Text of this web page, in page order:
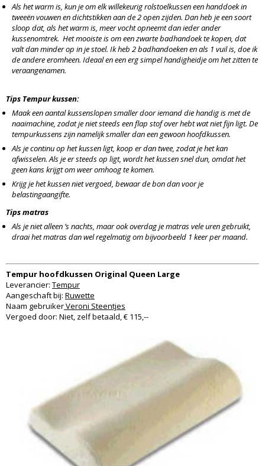
Als het warm is, kun je om elk willekeurig rolstoelkussen een handdoek in
tweeën vouwen en dichtstikken aan de 2 open zijden. Dan heb je een soort
sloop dat, als het warm is, meer vocht opneemt dan ieder ander
kussenomtrek. Het mooiste is om een zwarte badhandoek te kopen, dat
valt dan minder op in je stoel. Ik heb 2 badhandoeken en als 1 vuil is, doe ik
de andere eromheen. Ideaal en een erg simpel handigheidje om het zitten te
veraangenamen.
Tips Tempur kussen:
Maak een aantal kussenslopen smaller door iemand die handig is met de
naaimachine, zodat je niet steeds een flap stof over hebt wat niet fijn ligt. De
tempurkussens zijn namelijk smaller dan een gewoon hoofdkussen.
Als je continu op het kussen ligt, koop er dan twee, zodat je het kan
afwisselen. Als je er steeds op ligt, wordt het kussen snel dun, omdat het
geen kans krijgt om weer omhoog te komen.
Krijg je het kussen niet vergoed, bewaar de bon dan voor je
belastingaangifte.
Tips matras
Als je niet alleen ’s nachts, maar ook overdag je matras vele uren gebruikt,
draai het matras dan wel regelmatig om bijvoorbeeld 1 keer per maand.
Tempur hoofdkussen Original Queen Large
Leverancier: Tempur
Aangeschaft bij: Ruwette
Naam gebruikerVeroni Steentjes
Vergoed door: Niet, zelf betaald, € 115,--